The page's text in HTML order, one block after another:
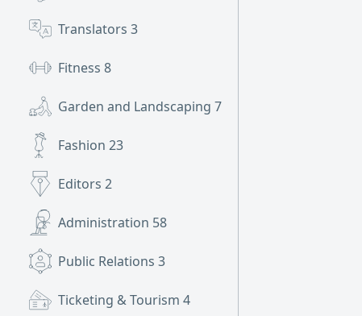
Translators 3
Fitness 8
Garden and Landscaping 7
Fashion 23
Editors 2
Administration 58
Public Relations 3
Ticketing & Tourism 4